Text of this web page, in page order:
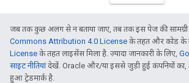
जब तक कुछ अलग से न बताया जाए, तब तक इस पेज की
Commons Attribution 4.0 License के तहत और कोड के
License के तहत लाइसेंस मिला है. ज़्यादा जानकारी के लिए,
साइट नीतियांदेखें. Oracle और/या इससे जुड़ी हुई कंपनियों का,
हुआ ट्रेडमार्क है.